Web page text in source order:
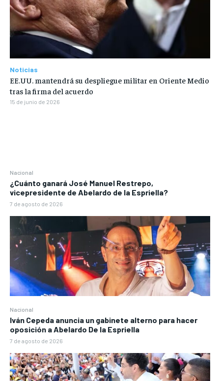
Nacional
¿Cuánto ganará José Manuel Restrepo,
vicepresidente de Abelardo de la Espriella?
7 de agosto de 2026
Nacional
Iván Cepeda anuncia un gabinete alterno para hacer
oposición a Abelardo De la Espriella
7 de agosto de 2026
Noticias
EE.UU. mantendrá su despliegue militar en Oriente Medio
tras la firma del acuerdo
15 de junio de 2026